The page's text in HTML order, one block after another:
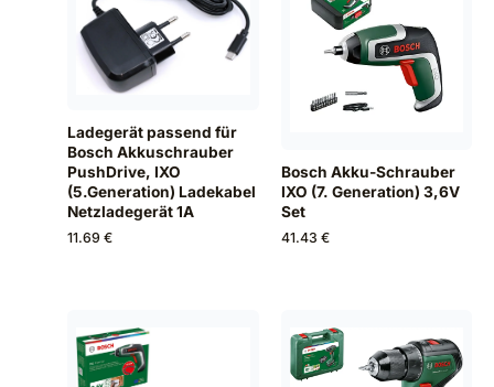
Ladegerät passend für
Bosch Akkuschrauber
PushDrive, IXO
(5.Generation) Ladekabel
Netzladegerät 1A
11.69 €
Bosch Akku-Schrauber
IXO (7. Generation) 3,6V
Set
41.43 €